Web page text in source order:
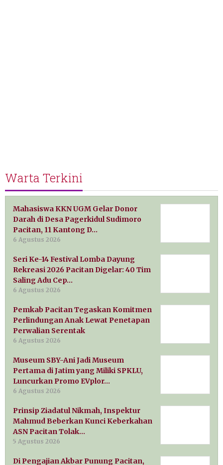
Warta Terkini
Mahasiswa KKN UGM Gelar Donor
Darah di Desa Pagerkidul Sudimoro
Pacitan, 11 Kantong D…
6 Agustus 2026
Seri Ke-14 Festival Lomba Dayung
Rekreasi 2026 Pacitan Digelar: 40 Tim
Saling Adu Cep…
6 Agustus 2026
Pemkab Pacitan Tegaskan Komitmen
Perlindungan Anak Lewat Penetapan
Perwalian Serentak
6 Agustus 2026
Museum SBY-Ani Jadi Museum
Pertama di Jatim yang Miliki SPKLU,
Luncurkan Promo EVplor…
6 Agustus 2026
Prinsip Ziadatul Nikmah, Inspektur
Mahmud Beberkan Kunci Keberkahan
ASN Pacitan Tolak…
5 Agustus 2026
Di Pengajian Akbar Punung Pacitan,